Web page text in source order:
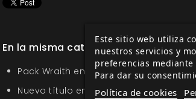
En la misma categoría
Pack Wraith en la Oferta de la Semana
Nuevo título en la sección Oferta de la
Este sitio web utiliza
nuestros servicios y
preferencias
Para dar su
Política de cookies